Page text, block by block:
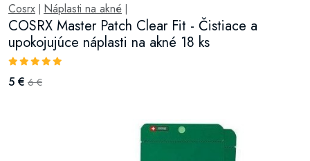
Cosrx Náplasti na akné
COSRX Master Patch Clear Fit - Čistiace a
upokojujúce náplasti na akné 18 ks
5 € 6 €